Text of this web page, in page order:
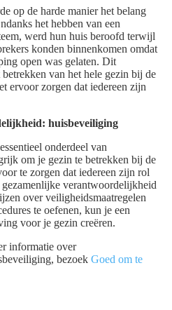
op de harde manier het belang
het hebben van een
werd hun huis beroofd terwijl
konden binnenkomen omdat
open was gelaten. Dit
van het hele gezin bij de
ervoor zorgen dat iedereen zijn
huisbeveiliging
onderdeel van
om je gezin te betrekken bij de
te zorgen dat iedereen zijn rol
verantwoordelijkheid
over veiligheidsmaatregelen
te oefenen, kun je een
voor je gezin creëren.
informatie over
bezoek Goed om te